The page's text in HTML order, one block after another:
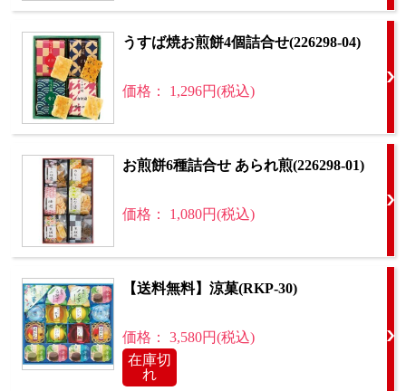
うすば焼お煎餅4個詰合せ(226298-04)
価格： 1,296円(税込)
お煎餅6種詰合せ あられ煎(226298-01)
価格： 1,080円(税込)
【送料無料】涼菓(RKP-30)
価格： 3,580円(税込)
在庫切
れ